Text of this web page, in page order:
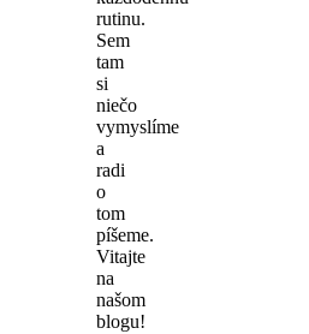
rutinu.
Sem
tam
si
niečo
vymyslíme
a
radi
o
tom
píšeme.
Vitajte
na
našom
blogu!